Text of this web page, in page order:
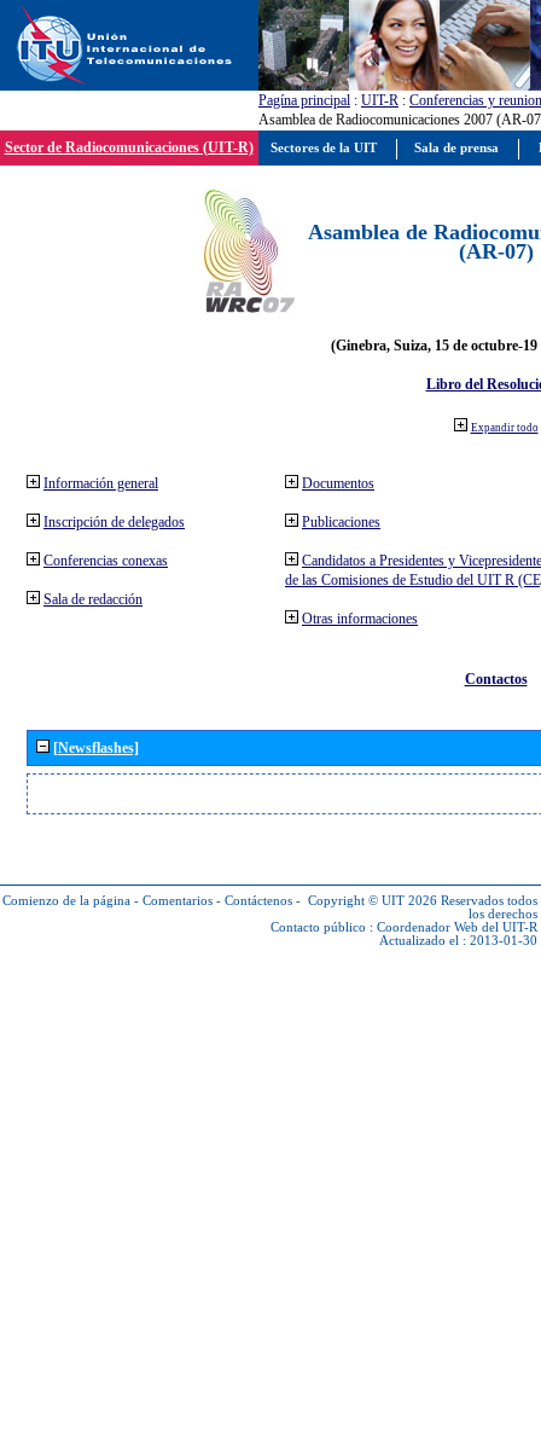
Pagína principal : UIT-R : Conferencias y
Asamblea de Radiocomunicaciones 2007 (AR-
Sector de Radiocomunicaciones (UIT-R)
Asamblea de
(AR-07)
(Ginebra, Suiza, 15 de octubre-19
Libro del
Expandir todo
Información general
Inscripción de delegados
Conferencias conexas
Sala de redacción
Documentos
Publicaciones
Candidatos a Presidentes y
de las Comisiones de Estudio del UIT R
Otras informaciones
Contactos
[Newsflashes]
Comienzo de la página - Comentarios - Contáctenos - Copyright © UIT 2026 Reservados todos
los derechos
Contacto público : Coordenador Web del UIT-R
Actualizado el : 2013-01-30
Sectores de la UIT Sala de prensa